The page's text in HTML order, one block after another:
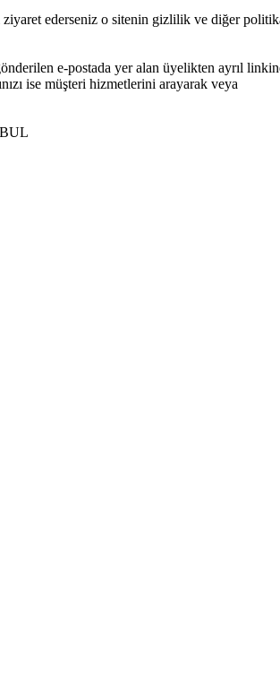
ederseniz o sitenin gizlilik ve diğer
e-postada yer alan üyelikten ayrıl
ise müşteri hizmetlerini arayarak veya